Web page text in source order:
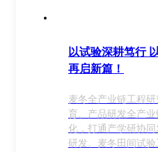
以试验深耕笃行
再启新篇！
麦冬全产业链工程
育、产品研发全产
化，打通产学研协
研发、麦冬田间试